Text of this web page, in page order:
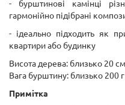
- бурштинові камінці
гармонійно підібрані
- ідеально підходить як
квартири або будинку
Висота дерева: близько 20 см
Вага бурштину: близько 200 г
Примітка